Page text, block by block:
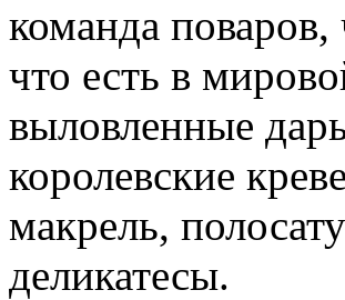
команда
что есть в
выловленные
королевские
макрель,
деликатесы.